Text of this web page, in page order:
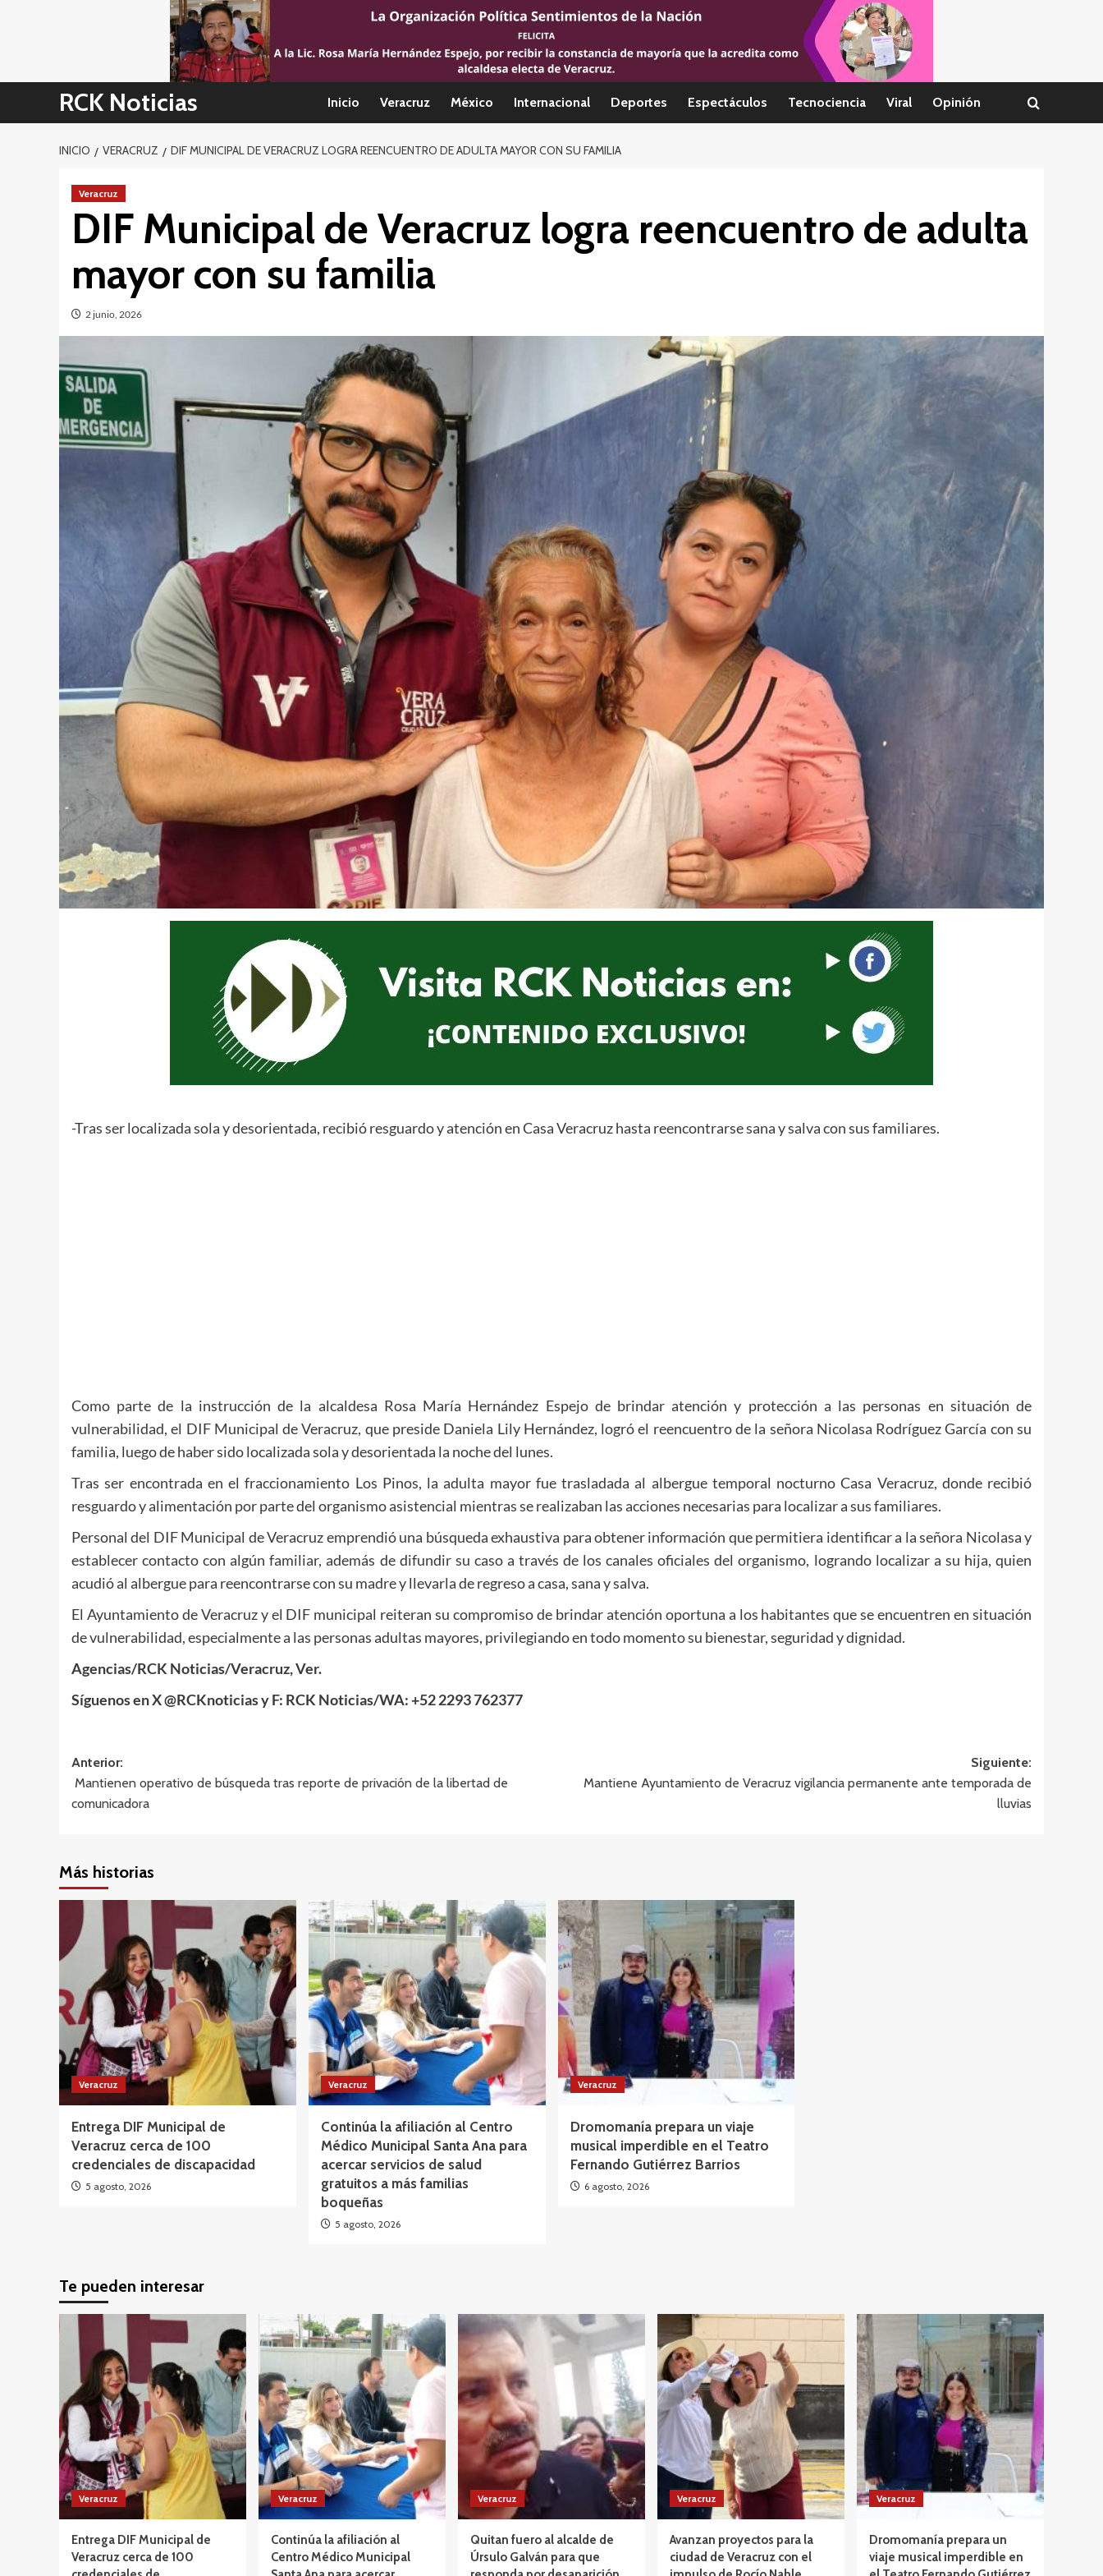
RCK Noticias Inicio Veracruz México Internacional Deportes Espectáculos Tecnociencia Viral Opinión
INICIO VERACRUZ DIF MUNICIPAL DE VERACRUZ LOGRA REENCUENTRO DE ADULTA MAYOR CON SU FAMILIA
Veracruz
DIF Municipal de Veracruz logra reencuentro de adulta
mayor con su familia
2 junio, 2026
-Tras ser localizada sola y desorientada, recibió resguardo y atención en Casa Veracruz hasta reencontrarse sana y salva con sus familiares.
Como parte de la instrucción de la alcaldesa Rosa María Hernández Espejo de brindar atención y protección a las personas en situación de
vulnerabilidad, el DIF Municipal de Veracruz, que preside Daniela Lily Hernández, logró el reencuentro de la señora Nicolasa Rodríguez García con su
familia, luego de haber sido localizada sola y desorientada la noche del lunes.
Tras ser encontrada en el fraccionamiento Los Pinos, la adulta mayor fue trasladada al albergue temporal nocturno Casa Veracruz, donde recibió
resguardo y alimentación por parte del organismo asistencial mientras se realizaban las acciones necesarias para localizar a sus familiares.
Personal del DIF Municipal de Veracruz emprendió una búsqueda exhaustiva para obtener información que permitiera identificar a la señora Nicolasa y
establecer contacto con algún familiar, además de difundir su caso a través de los canales oficiales del organismo, logrando localizar a su hija, quien
acudió al albergue para reencontrarse con su madre y llevarla de regreso a casa, sana y salva.
El Ayuntamiento de Veracruz y el DIF municipal reiteran su compromiso de brindar atención oportuna a los habitantes que se encuentren en situación
de vulnerabilidad, especialmente a las personas adultas mayores, privilegiando en todo momento su bienestar, seguridad y dignidad.
Agencias/RCK Noticias/Veracruz, Ver.
Síguenos en X @RCKnoticias y F: RCK Noticias/WA: +52 2293 762377
Navegación
de
Anterior:
Mantienen operativo de búsqueda tras reporte de privación de la libertad de
comunicadora
Siguiente:
Mantiene Ayuntamiento de Veracruz vigilancia permanente ante temporada de
lluvias
Más historias
Veracruz
Entrega DIF Municipal de
Veracruz cerca de 100
credenciales de discapacidad
5 agosto, 2026
Veracruz
Continúa la afiliación al Centro
Médico Municipal Santa Ana para
acercar servicios de salud
gratuitos a más familias
boqueñas
5 agosto, 2026
Veracruz
Dromomanía prepara un viaje
musical imperdible en el Teatro
Fernando Gutiérrez Barrios
6 agosto, 2026
Te pueden interesar
Veracruz
Entrega DIF Municipal de
Veracruz cerca de 100
Veracruz
Continúa la afiliación al
Centro Médico Municipal
Veracruz
Quitan fuero al alcalde de
Úrsulo Galván para que
Veracruz
Avanzan proyectos para la
ciudad de Veracruz con el
Veracruz
Dromomanía prepara un
viaje musical imperdible en